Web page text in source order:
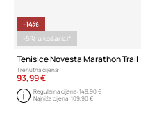
-14%
-5% u košarici*
Tenisice Novesta Marathon Trail
Trenutna cijena:
93,99 €
Regularna cijena:149,90 €
Najniža cijena:109,90 €